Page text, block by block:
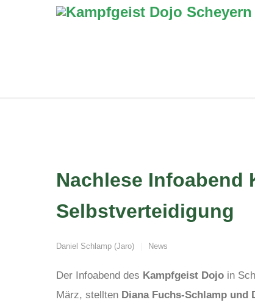
Nachlese
Selbstverteidigung
Daniel Schlamp (Jaro) News
Der Infoabend des Kampfgeist Dojo in
März, stellten Diana Fuchs-Schlamp und